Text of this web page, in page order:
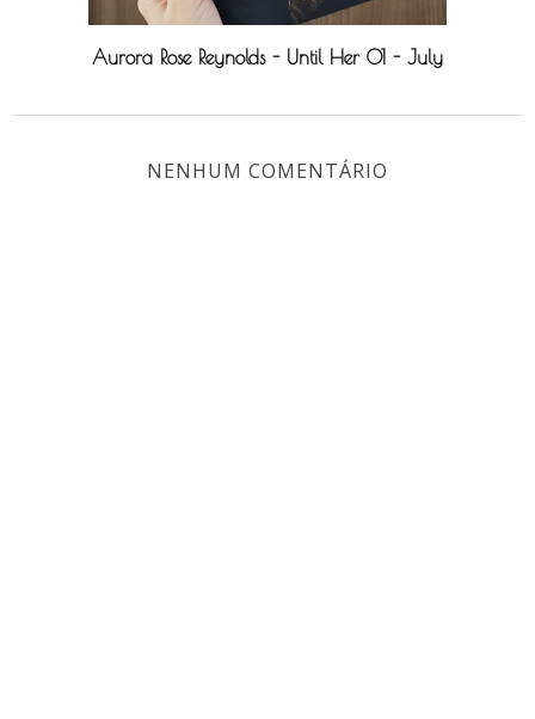
Aurora Rose Reynolds - Until Her 01 - July
NENHUM COMENTÁRIO